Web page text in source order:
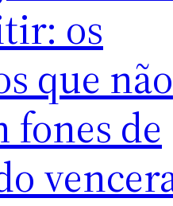
os
que não
fones de